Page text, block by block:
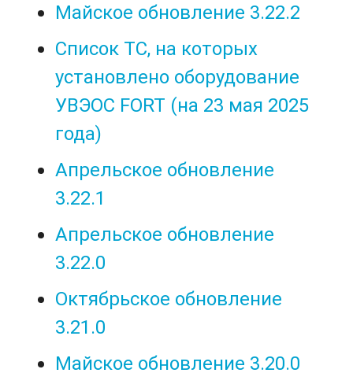
Майское обновление 3.22.2
Список ТС, на которых
установлено оборудование
УВЭОС FORT (на 23 мая 2025
года)
Апрельское обновление
3.22.1
Апрельское обновление
3.22.0
Октябрьское обновление
3.21.0
Майское обновление 3.20.0